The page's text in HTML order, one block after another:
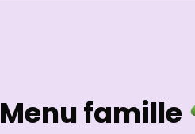
Menu famille